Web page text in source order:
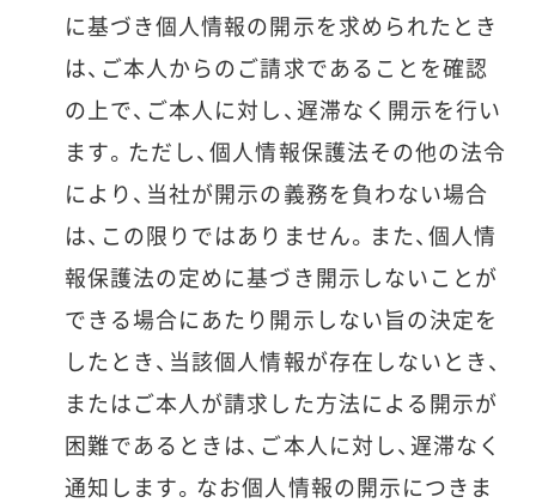
に基づき個人情報の開示を求められたとき
は、ご本人からのご請求であることを確認
の上で、ご本人に対し、遅滞なく開示を行い
ます。ただし、個人情報保護法その他の法令
により、当社が開示の義務を負わない場合
は、この限りではありません。また、個人情
報保護法の定めに基づき開示しないことが
できる場合にあたり開示しない旨の決定を
したとき、当該個人情報が存在しないとき、
またはご本人が請求した方法による開示が
困難であるときは、ご本人に対し、遅滞なく
通知します。なお個人情報の開示につきま